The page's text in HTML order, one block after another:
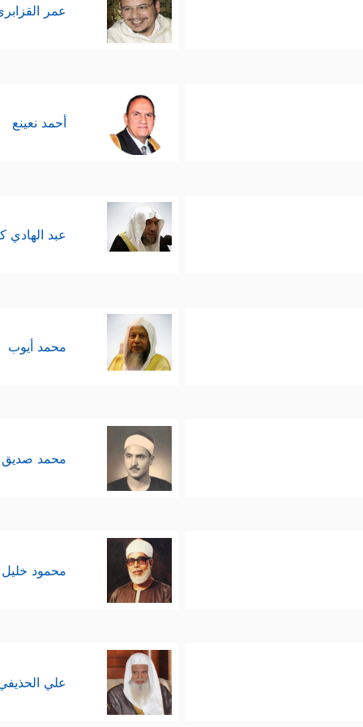
﴿قَالَ ٱلَّذِینَ یَظُنُّونَ أَنَّهُم مُّلَـٰقُواْ ٱللَّهِ كَم مِّن فِئَةࣲ قَلِیلَةٍ غَلَبَتۡ فِئَةࣰ
عمر
أحمد نعينع
عبد الهادي
محمد أيوب
محمد صديق
محمود
علي